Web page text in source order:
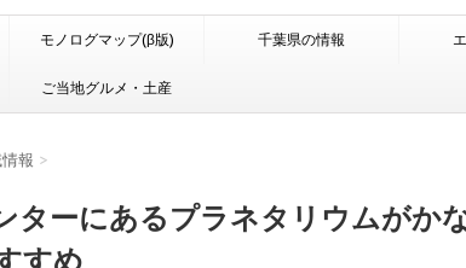
モノログマップ(β版) 千葉県の情報
ご当地グルメ・土産
報 >
ターにあるプラネタリウムがか
すめ